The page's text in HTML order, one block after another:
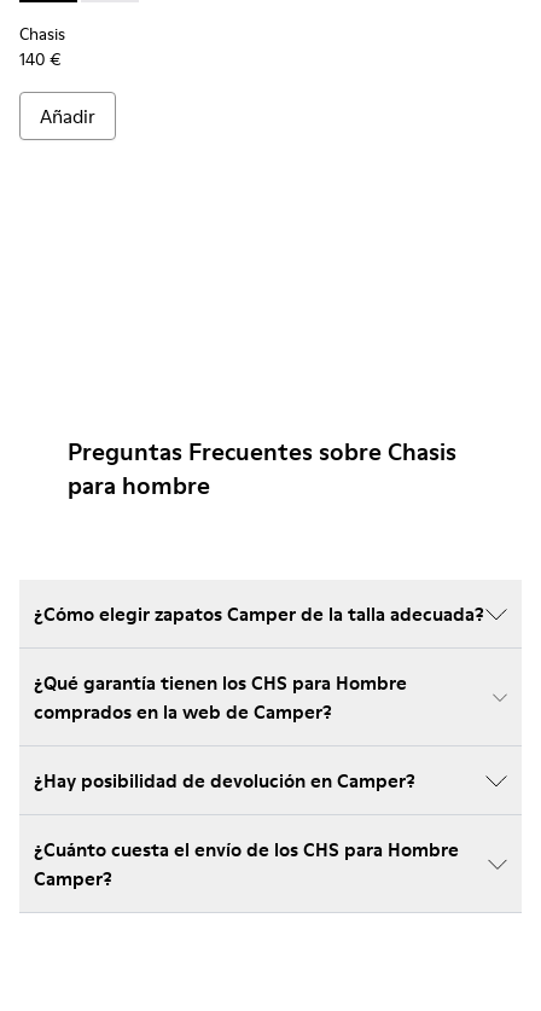
Chasis
140 €
Añadir
Preguntas Frecuentes sobre Chasis
para hombre
¿Cómo elegir zapatos Camper de la talla adecuada?
¿Qué garantía tienen los CHS para Hombre
comprados en la web de Camper?
¿Hay posibilidad de devolución en Camper?
¿Cuánto cuesta el envío de los CHS para Hombre
Camper?